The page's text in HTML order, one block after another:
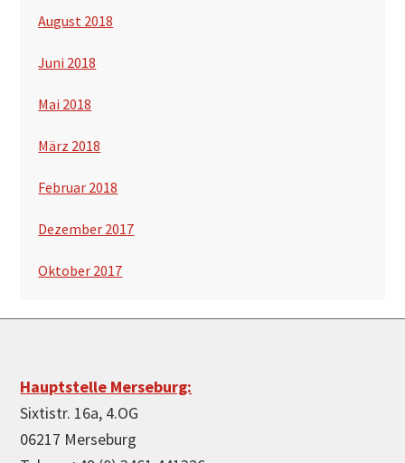
August 2018
Juni 2018
Mai 2018
März 2018
Februar 2018
Dezember 2017
Oktober 2017
Footer
Hauptstelle Merseburg:
Sixtistr. 16a, 4.OG
06217 Merseburg